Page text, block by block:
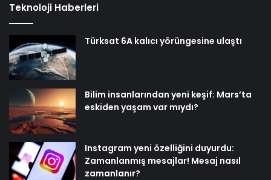
Teknoloji Haberleri
Türksat 6A kalıcı yörüngesine ulaştı
Bilim insanlarından yeni keşif: Mars’ta
eskiden yaşam var mıydı?
Instagram yeni özelliğini duyurdu:
Zamanlanmış mesajlar! Mesaj nasıl
zamanlanır?